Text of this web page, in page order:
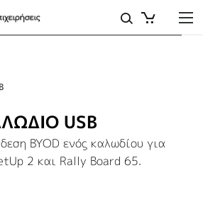
USB
BYOD ενός καλωδίου για
2 και Rally Board 65.